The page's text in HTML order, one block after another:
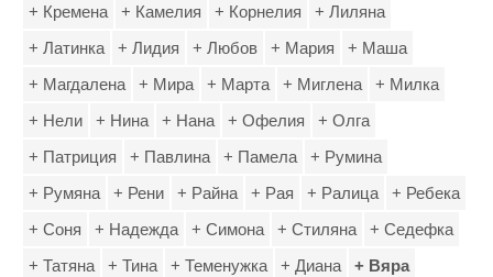
+ Кремена
+ Камелия + Корнелия
+ Лиляна
+ Латинка
+ Лидия + Любов + Мария
+ Маша
+ Магдалена
+ Мира + Марта + Миглена
+ Милка
+ Нели
+ Нина + Нана + Офелия
+ Олга
+ Патриция
+ Павлина + Памела
+ Румина
+ Румяна
+ Рени + Райна + Рая + Ралица
+ Ребека
+ Соня
+ Надежда + Симона + Стиляна
+ Седефка
+ Татяна
+ Тина + Теменужка + Диана + Вяра